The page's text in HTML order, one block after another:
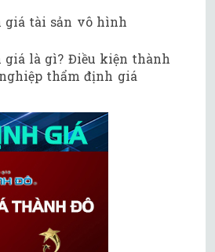
giá tài sản vô hình
giá là gì? Điều kiện thành
thẩm định giá